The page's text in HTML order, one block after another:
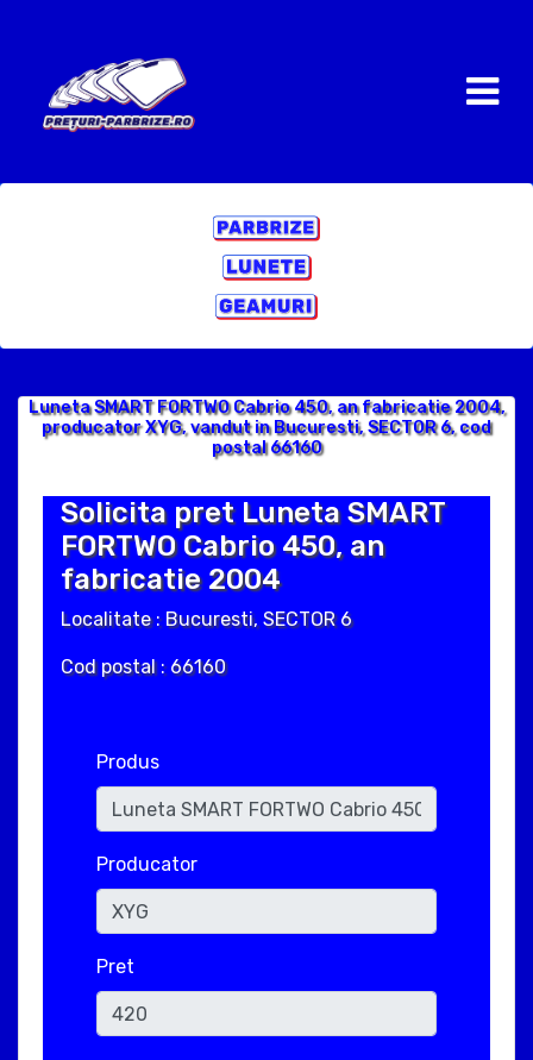
Luneta SMART FORTWO Cabrio 450, an fabricatie 2004,
producator XYG, vandut in Bucuresti, SECTOR 6, cod
postal 66160
Solicita pret Luneta SMART
FORTWO Cabrio 450, an
fabricatie 2004
Localitate : Bucuresti, SECTOR 6
Cod postal : 66160
Produs
Producator
Pret